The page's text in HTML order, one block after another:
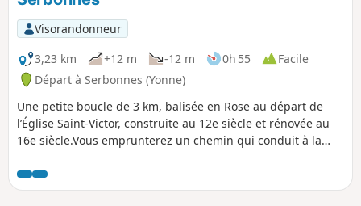
Orchis Ustulata (Orchis brûlé). La floraison a
lieu en mai-juin, la plante dévoile alors ses
fleurs délicates que vous ne devez ni cueillir, ni
arracher. (la protection des espèces rares est
régie par l'arrêté ministériel du 20 janvier
1982).
Visorandonneur
3,23 km
+12 m -12 m 0h 55
Facile
Départ à Serbonnes (Yonne)
Une petite boucle de 3 km, balisée en Rose au départ de
l’Église Saint-Victor, construite au 12e siècle et rénovée au
16e siècle.Vous emprunterez un chemin qui conduit à la
Eiffel.Cette zone humide renferme plusieurs sources
bouillonnantes.Dans le lavoir lui même, on peut déjà voir